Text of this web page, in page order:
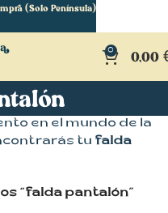
0 0,00
en el mundo de la
tu falda
“falda pantalón”
(Solo Península)